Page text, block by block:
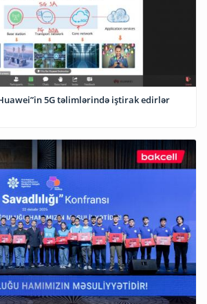
5G təlimlərində iştirak edirlər